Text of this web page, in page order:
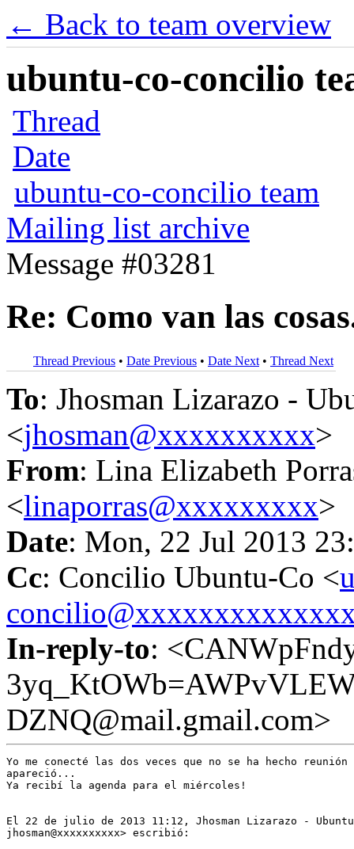
← Back to team overview
ubuntu-co-concilio
Thread
Date
ubuntu-co-concilio team
Mailing list archive
Message #03281
Re: Como van las
Thread Previous • Date Previous • Date Next • Thread Next
To: Jhosman Lizarazo -
<jhosman@xxxxxxxxxx>
From: Lina Elizabeth
<linaporras@xxxxxxxxx>
Date: Mon, 22 Jul 2013
Cc: Concilio Ubuntu-Co <
In-reply-to:
DZNQ@mail.gmail.com>
Yo me conecté las dos veces que no se ha hecho
apareció...
Ya recibí la agenda para el miércoles!
El 22 de julio de 2013 11:12, Jhosman Lizarazo - Ubuntu
jhosman@xxxxxxxxxx> escribió: